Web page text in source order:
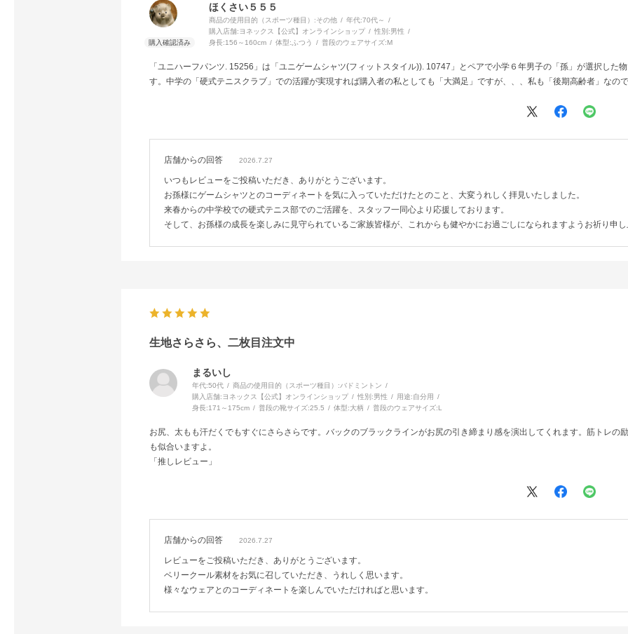
ほくさい５５５
商品の使用目的（スポーツ種目）:その他 年代:70代～
購入店舗: ヨネックス【公式】オンラインショップ 性別:男性
身長:156～160cm 体型: ふつう 普段のウェアサイズ:M
「ユニハーフパンツ. 15256」は「ユニゲームシャツ(フィットスタイル)). 10747」とペアで小学６年男子の「孫」が選択した
す。中学の「硬式テニスクラブ」での活躍が実現すれば購入者の私としても「大満足」ですが、、、私も「後期高齢者」なの
店舗からの回答 2026.7.27
いつもレビューをご投稿いただき、ありがとうございます。
お孫様にゲームシャツとのコーディネートを気に入っていただけたとのこと、大変うれしく拝見いたしました。
来春からの中学校での硬式テニス部でのご活躍を、スタッフ一同心より応援しております。
そして、お孫様の成長を楽しみに見守られているご家族皆様が、これからも健やかにお過ごしになられますようお祈り申
生地さらさら、二枚目注文中
まるいし
年代:50代 商品の使用目的（スポーツ種目）:バドミントン
購入店舗:ヨネックス【公式】オンラインショップ 性別:男性 用途:自分用
身長:171～175cm 普段の靴サイズ:25.5 体型:大柄 普段のウェアサイズ:L
お尻、太もも汗だくでもすぐにさらさらです。バックのブラックラインがお尻の引き締まり感を演出してくれます。筋トレの
も似合いますよ。
「推しレビュー」
店舗からの回答 2026.7.27
レビューをご投稿いただき、ありがとうございます。
ベリークール素材をお気に召していただき、うれしく思います。
様々なウェアとのコーディネートを楽しんでいただければと思います。